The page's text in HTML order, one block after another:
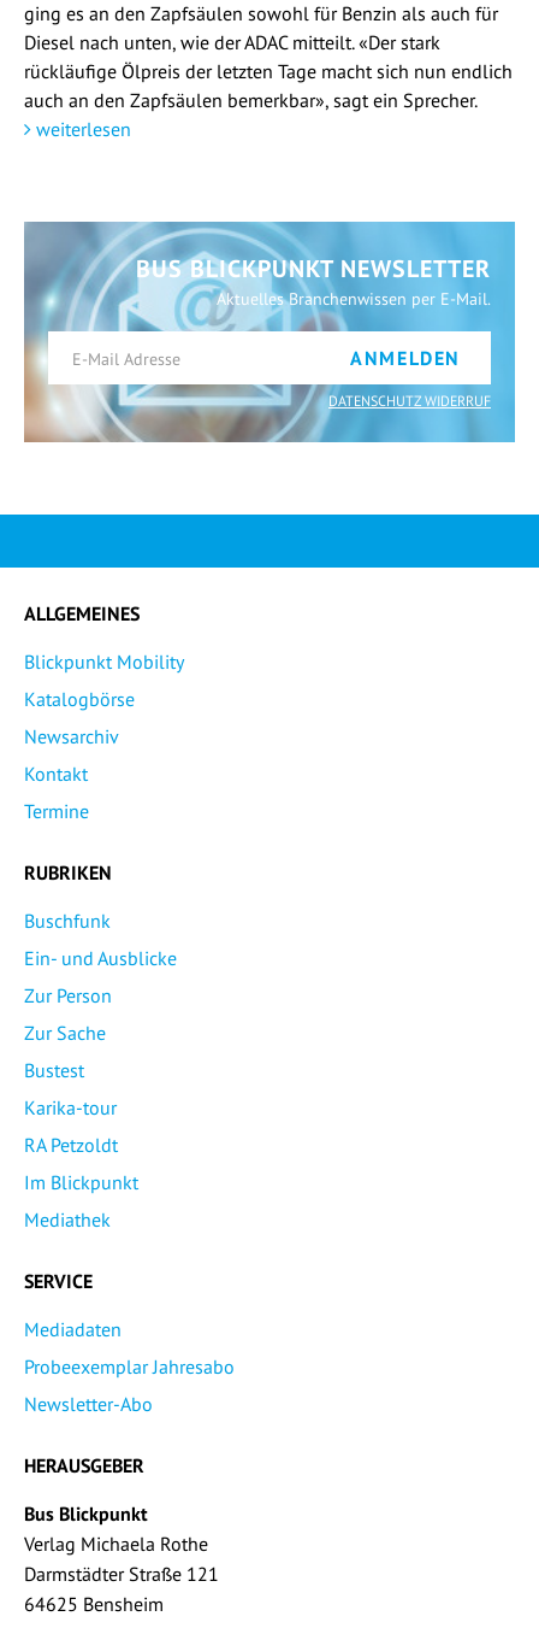
ging es an den Zapfsäulen sowohl für Benzin als auch für
Diesel nach unten, wie der ADAC mitteilt. «Der stark
rückläufige Ölpreis der letzten Tage macht sich nun endlich
auch an den Zapfsäulen bemerkbar», sagt ein Sprecher.
weiterlesen
BUS BLICKPUNKT NEWSLETTER
Aktuelles Branchenwissen per E-Mail.
ANMELDEN
DATENSCHUTZ WIDERRUF
ALLGEMEINES
Blickpunkt Mobility
Katalogbörse
Newsarchiv
Kontakt
Termine
RUBRIKEN
Buschfunk
Ein- und Ausblicke
Zur Person
Zur Sache
Bustest
Karika-tour
RA Petzoldt
Im Blickpunkt
Mediathek
SERVICE
Mediadaten
Probeexemplar Jahresabo
Newsletter-Abo
HERAUSGEBER
Bus Blickpunkt
Verlag Michaela Rothe
Darmstädter Straße 121
64625 Bensheim